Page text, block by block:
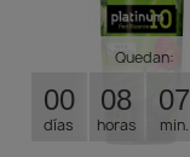
Quedan:
00
días
08
horas
07
min.